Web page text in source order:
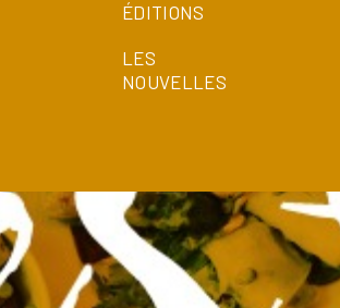
ÉDITIONS
LES
NOUVELLES